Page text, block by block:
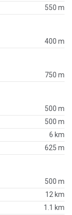
550 m
400 m
750 m
500 m
500 m
6 km
625 m
500 m
12 km
1.1 km